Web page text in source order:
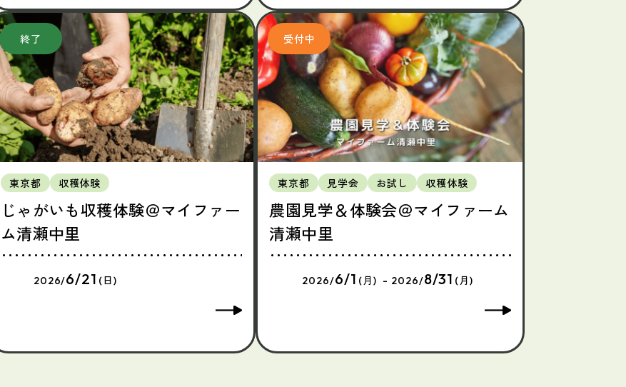
東京都 収穫体験
じゃがいも収穫体験＠マイファー
ム清瀬中里
2026/6/21 (日)
東京都 見学会 お試し 収穫体験
農園見学＆体験会＠マイファーム
清瀬中里
2026/6/1 (月) - 2026/8/31 (月)